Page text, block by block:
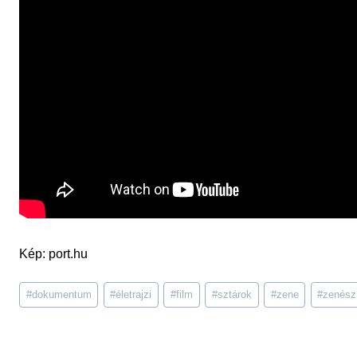
Kép: port.hu
Post
Tags:
#dokumentum #életrajzi #film #sztárok #zene #zenész